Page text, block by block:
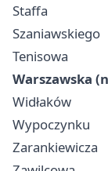
Staffa
Szaniawskiego
Tenisowa
Warszawska
Widłaków
Wypoczynku
Zarankiewicza